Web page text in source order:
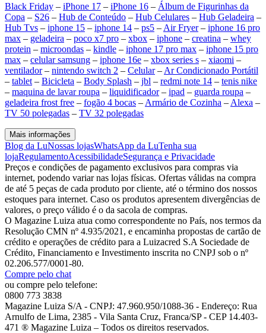
Black Friday – iPhone 17 – iPhone 16 – Álbum de Figurinhas da
Copa – S26 – Hub de Conteúdo – Hub Celulares – Hub Geladeira –
Hub Tvs – iphone 15 – iphone 14 – ps5 – Air Fryer– iphone 16 pro
max – geladeira – poco x7 pro – xbox – iphone – creatina – whey
protein – microondas – kindle – iphone 17 pro max – iphone 15 pro
max – celular samsung – iphone 16e – xbox series s – xiaomi –
ventilador– nintendo switch 2 – Celular– Ar Condicionado Portátil
– tablet – Bicicleta – Body Splash – jbl – redmi note 14 – tenis nike
– maquina de lavar roupa – liquidificador– ipad – guarda roupa –
geladeira frost free – fogão 4 bocas – Armário de Cozinha – Alexa –
TV 50 polegadas – TV 32 polegadas
Mais informações
Blog da LuNossas lojasWhatsApp da LuTenha sua
lojaRegulamentoAcessibilidadeSegurança e Privacidade
Preços e condições de pagamento exclusivos para compras via
internet, podendo variar nas lojas físicas. Ofertas válidas na compra
de até 5 peças de cada produto por cliente, até o término dos nossos
estoques para internet. Caso os produtos apresentem divergências de
valores, o preço válido é o da sacola de compras.
O Magazine Luiza atua como correspondente no País, nos termos da
Resolução CMN nº 4.935/2021, e encaminha propostas de cartão de
crédito e operações de crédito para a Luizacred S.A Sociedade de
Crédito, Financiamento e Investimento inscrita no CNPJ sob o nº
02.206.577/0001-80.
Compre pelo chat
ou compre pelo telefone:
0800 773 3838
Magazine Luiza S/A - CNPJ: 47.960.950/1088-36 - Endereço: Rua
Arnulfo de Lima, 2385 - Vila Santa Cruz, Franca/SP - CEP 14.403-
471 ® Magazine Luiza – Todos os direitos reservados.